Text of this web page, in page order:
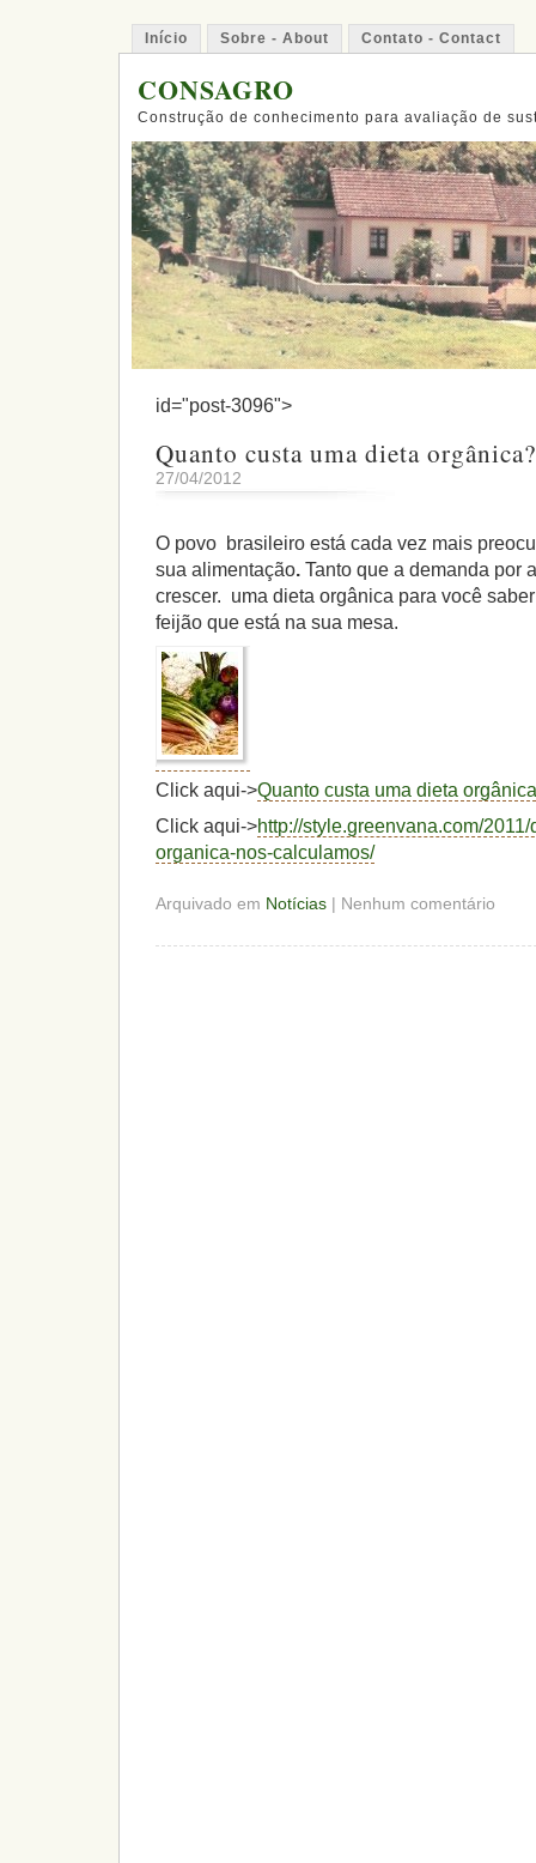
Início Sobre - About Contato - Contact
CONSAGRO
Construção de conhecimento para avaliação de
id="post-3096">
27/04/2012
O povo brasileiro está cada vez mais
sua alimentação. Tanto que a demanda por
crescer. uma dieta orgânica para você
feijão que está na sua mesa.
Click aqui->Quanto custa uma dieta
Click aqui->http://style.greenvana.com/
organica-nos-calculamos/
Arquivado em Notícias | Nenhum comentário